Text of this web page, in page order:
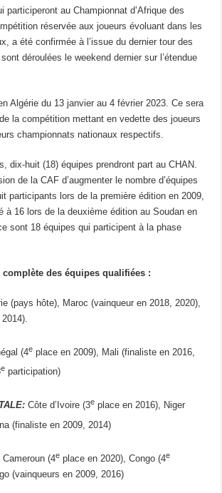
participeront au Championnat d’Afrique des
réservée aux joueurs évoluant dans les
a été confirmée à l’issue du dernier tour des
déroulées le weekend dernier sur l’étendue
Algérie du 13 janvier au 4 février 2023. Ce sera
la compétition mettant en vedette des joueurs
championnats nationaux respectifs.
dix-huit (18) équipes prendront part au CHAN.
de la CAF d’augmenter le nombre d’équipes
participants lors de la première édition en 2009,
à 16 lors de la deuxième édition au Soudan en
sont 18 équipes qui participent à la phase
des équipes qualifiées :
(pays hôte), Maroc (vainqueur en 2018, 2020),
(4e place en 2009), Mali (finaliste en 2016,
e participation)
Côte d’Ivoire (3e place en 2016), Niger
(finaliste en 2009, 2014)
Cameroun (4e place en 2020), Congo (4e
(vainqueurs en 2009, 2016)